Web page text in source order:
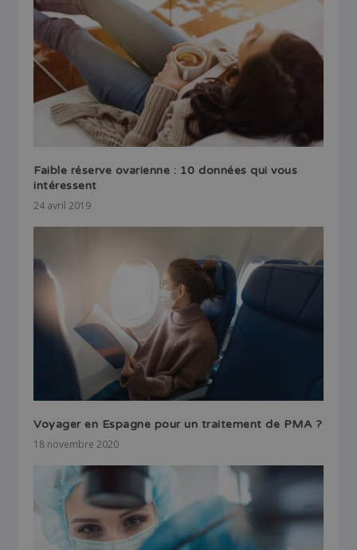
Faible réserve ovarienne : 10 données qui vous
intéressent
24 avril 2019
Voyager en Espagne pour un traitement de PMA ?
18 novembre 2020